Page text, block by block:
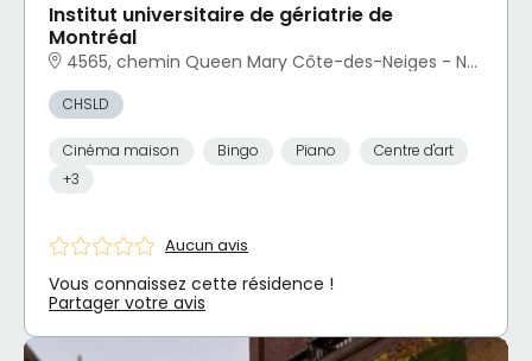
Institut universitaire de gériatrie de
Montréal
4565, chemin Queen Mary Côte-des-Neiges - Notre-Dame-de-Grâce, Montréal, QC
CHSLD
Cinéma maison Bingo Piano
Centre d'art
+3
Aucun avis
Vous connaissez cette résidence !
Partager votre avis